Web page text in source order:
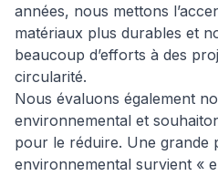
années, nous mettons
matériaux plus durables et
beaucoup d’efforts à des
circularité.
Nous évaluons également
environnemental et
pour le réduire. Une grande
environnemental survient «